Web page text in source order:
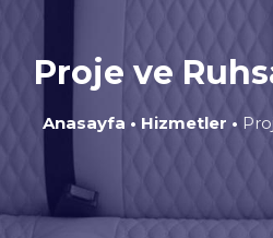
Proje ve
Anasayfa • Hizmetler •